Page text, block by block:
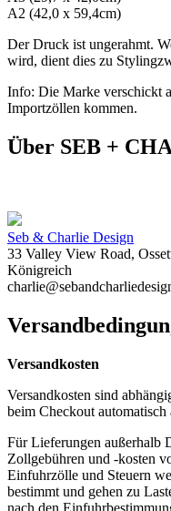
A2 (42,0 x 59,4cm)
Der Druck ist ungerahmt.
wird, dient dies zu
Info: Die Marke verschickt
Importzöllen kommen.
Über SEB +
Seb & Charlie Design
33 Valley View Road,
Königreich
Versandkosten
Versandkosten sind
beim Checkout automatisch
Für Lieferungen außerhalb
Zollgebühren und -kosten
Einfuhrzölle und Steuern
bestimmt und gehen zu